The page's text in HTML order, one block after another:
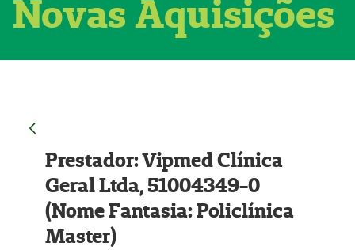
Novas Aquisições
Prestador: Vipmed Clínica
Geral Ltda, 51004349-0
(Nome Fantasia: Policlínica
Master)